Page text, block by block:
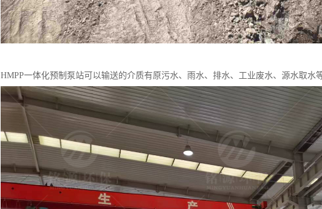
HMPP一体化预制泵站可以输送的介质有原污水、雨水、排水、工业废水、源水取水